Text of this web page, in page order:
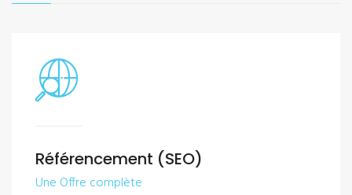
Référencement (SEO)
Une Offre complète